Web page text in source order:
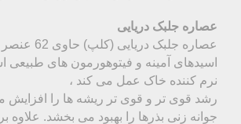
عصاره جلبک دریایی
عصاره جلبک
اسیدهای آمینه و فیتوهورمون های طبیعی
نرم کننده خاک عمل می کند ،
رشد قوی تر و قوی تر ریشه ها را
جوانه زنی بذرها را بهبود می بخشد. علاوه